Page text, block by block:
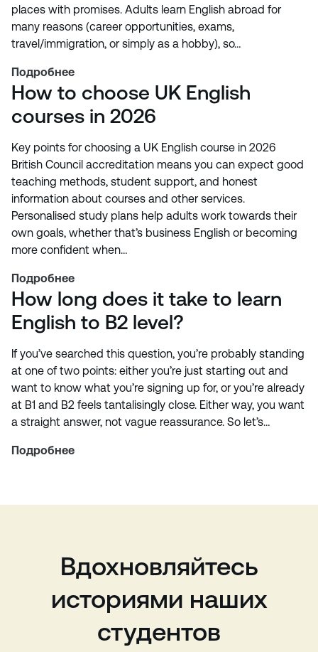
places with promises. Adults learn English abroad for
many reasons (career opportunities, exams,
travel/immigration, or simply as a hobby), so…
Подробнее
How to choose UK English
courses in 2026
Key points for choosing a UK English course in 2026
British Council accreditation means you can expect good
teaching methods, student support, and honest
information about courses and other services.
Personalised study plans help adults work towards their
own goals, whether that’s business English or becoming
more confident when…
Подробнее
How long does it take to learn
English to B2 level?
If you’ve searched this question, you’re probably standing
at one of two points: either you’re just starting out and
want to know what you’re signing up for, or you’re already
at B1 and B2 feels tantalisingly close. Either way, you want
a straight answer, not vague reassurance. So let’s…
Подробнее
Вдохновляйтесь
историями наших
студентов